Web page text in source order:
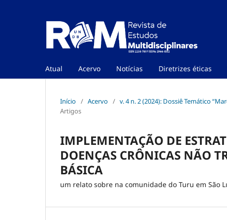
Atual Acervo Notícias Diretrizes éticas
Início / Acervo / v. 4 n. 2 (2024): Dossiê Temático
Artigos
IMPLEMENTAÇÃO DE
DOENÇAS CRÔNICAS NÃO
BÁSICA
um relato sobre na comunidade do Turu em São